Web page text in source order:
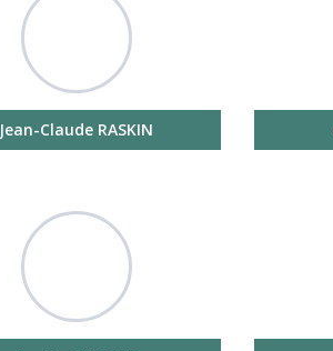
Jean-Claude RASKIN